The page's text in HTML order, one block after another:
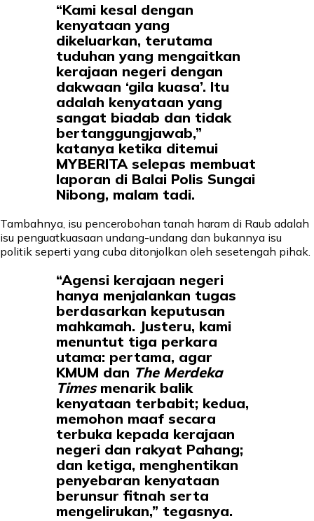
“Kami kesal dengan
kenyataan yang
dikeluarkan, terutama
tuduhan yang mengaitkan
kerajaan negeri dengan
dakwaan ‘gila kuasa’. Itu
adalah kenyataan yang
sangat biadab dan tidak
bertanggungjawab,”
katanya ketika ditemui
MYBERITA selepas membuat
laporan di Balai Polis Sungai
Nibong, malam tadi.
Tambahnya, isu pencerobohan tanah haram di Raub adalah
isu penguatkuasaan undang-undang dan bukannya isu
politik seperti yang cuba ditonjolkan oleh sesetengah pihak.
“Agensi kerajaan negeri
hanya menjalankan tugas
berdasarkan keputusan
mahkamah. Justeru, kami
menuntut tiga perkara
utama: pertama, agar
KMUM dan The Merdeka
Timesmenarik balik
kenyataan terbabit; kedua,
memohon maaf secara
terbuka kepada kerajaan
negeri dan rakyat Pahang;
dan ketiga, menghentikan
penyebaran kenyataan
berunsur fitnah serta
mengelirukan,” tegasnya.